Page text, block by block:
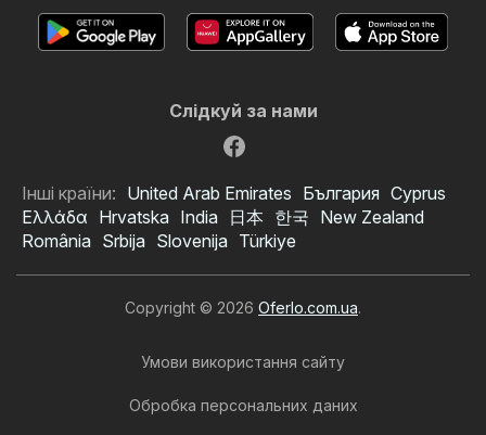
Слідкуй за нами
Інші країни: United Arab Emirates България Cyprus
Ελλάδα Hrvatska India 日本 한국 New Zealand
România Srbija Slovenija Türkiye
Copyright © 2026 Oferlo.com.ua.
Умови використання сайту
Обробка персональних даних